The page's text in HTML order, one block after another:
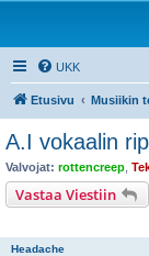
UKK
Etusivu Musiikin
A.I vokaalin
Valvojat: rottencreep
Vastaa Viestiin
Headache